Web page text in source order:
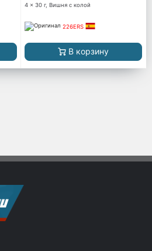
4 x 30 г, Вишня с колой
226ERS
В корзину